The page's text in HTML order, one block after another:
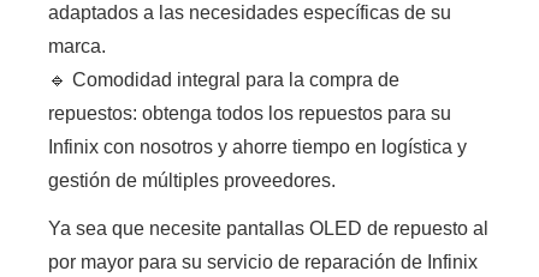
adaptados a las necesidades específicas de su
marca.
🔹 Comodidad integral para la compra de
repuestos: obtenga todos los repuestos para su
Infinix con nosotros y ahorre tiempo en logística y
gestión de múltiples proveedores.
Ya sea que necesite pantallas OLED de repuesto al
por mayor para su servicio de reparación de Infinix